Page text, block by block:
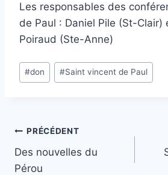
Les responsables des
de Paul : Daniel Pile (St-Clair)
Poiraud (Ste-Anne)
Étiquettes
de
#don #Saint vincent de Paul
Navigation
de
PRÉCÉDENT
Des nouvelles du
Pérou